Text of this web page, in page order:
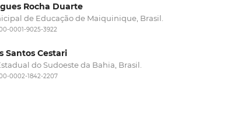
Rocha Duarte
de Educação de Maiquinique, Brasil.
0001-9025-3922
Santos Cestari
do Sudoeste da Bahia, Brasil.
0002-1842-2207